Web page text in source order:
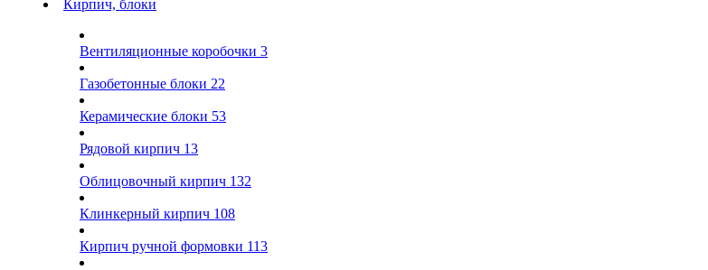
Кирпич, блоки
Вентиляционные коробочки 3
Газобетонные блоки 22
Керамические блоки 53
Рядовой кирпич 13
Облицовочный кирпич 132
Клинкерный кирпич 108
Кирпич ручной формовки 113